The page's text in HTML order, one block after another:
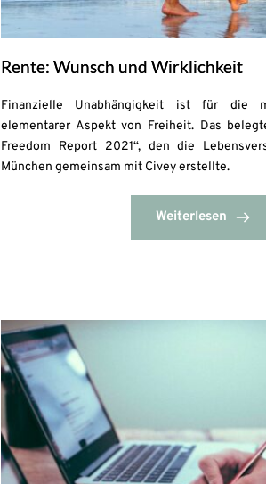
Rente: Wunsch und Wirklichkeit
Finanzielle Unabhängigkeit ist für die
elementarer Aspekt von Freiheit. Das
Freedom Report 2021“, den die
München gemeinsam mit Civey erstellte.
Weiterlesen